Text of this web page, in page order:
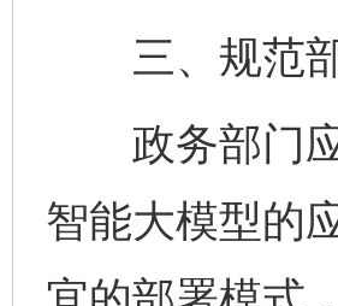
三、规范
政务部门应
智能大模型的